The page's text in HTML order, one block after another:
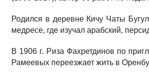
Родился в деревне Кичу Чаты
медресе, где изучал арабский,
В 1906 г. Риза Фахретдинов по
Рамеевых переезжает жить в